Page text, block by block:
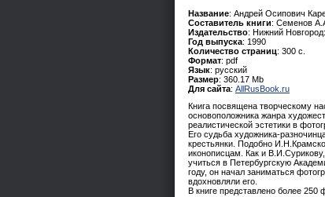
Название: Андрей Осипович
Составитель книги: Семенов
Издательство: Нижний
Год выпуска: 1990
Количество страниц: 300 с.
Формат: pdf
Язык: русский
Размер: 360.17 Mb
Для сайта: AllRusBook.ru
Книга посвящена творческому
основоположника жанра
реалистической эстетики в
Его судьба художника-
крестьянки. Подобно
иконописцам. Как и
учиться в Петербургскую
году, он начал заниматься
вдохновляли его.
В книге представлено более